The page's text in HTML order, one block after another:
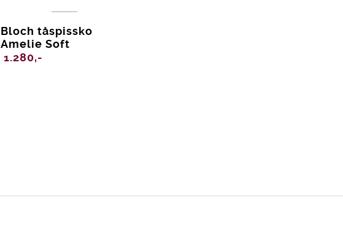
Bloch tåspissko
Amelie Soft
1.280,-